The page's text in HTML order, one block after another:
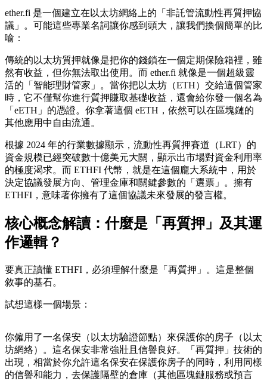
ether.fi 是一個建立在以太坊網絡上的「非託管流動性再質押協
議」。可能這些專業名詞讓你感到頭大，讓我們換個簡單的比
喻：
傳統的以太坊質押就像是把你的錢鎖在一個定期保險箱裡，雖
然有收益，但你無法取出使用。而 ether.fi 就像是一個超級靈
活的「智能理財管家」。當你把以太坊（ETH）交給這個管家
時，它不僅幫你進行質押賺取基礎收益，還會給你發一個名為
「eETH」的憑證。你拿著這個 eETH，依然可以在區塊鏈的
其他應用中自由流通。
根據 2024 年的行業數據顯示，流動性再質押賽道（LRT）的
資金規模已經突破數十億美元大關，顯示出市場對資金利用率
的極度渴求。而 ETHFI 代幣，就是在這個龐大系統中，用於
決定協議發展方向、管理金庫和關鍵參數的「選票」。擁有
ETHFI，意味著你擁有了這個協議未來發展的發言權。
核心概念解讀：什麼是「再質押」及其運
作邏輯？
要真正讀懂 ETHFI，必須理解什麼是「再質押」。這是整個
敘事的基石。
試想這樣一個場景：
你僱用了一名保安（以太坊驗證節點）來保護你的房子（以太
坊網絡）。這名保安非常強壯且信譽良好。「再質押」技術的
出現，相當於你允許這名保安在保護你房子的同時，利用同樣
的信譽和能力，去保護隔壁的倉庫（其他區塊鏈服務或預言